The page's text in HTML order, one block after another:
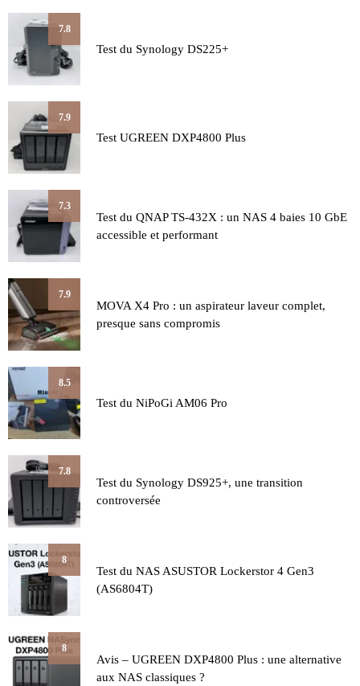
7.8
Test du Synology DS225+
7.9
Test UGREEN DXP4800 Plus
7.3
Test du QNAP TS-432X : un NAS 4 baies 10 GbE
accessible et performant
7.9
MOVA X4 Pro : un aspirateur laveur complet,
presque sans compromis
8.5
Test du NiPoGi AM06 Pro
7.8
Test du Synology DS925+, une transition
controversée
8
Test du NAS ASUSTOR Lockerstor 4 Gen3
(AS6804T)
8
Avis – UGREEN DXP4800 Plus : une alternative
aux NAS classiques ?